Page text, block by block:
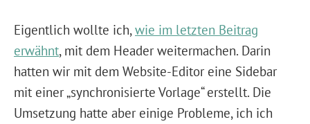
Eigentlich wollte ich,wie im letzten Beitrag
erwähnt, mit dem Header weitermachen. Darin
hatten wir mit dem Website-Editor eine Sidebar
mit einer „synchronisierte Vorlage“ erstellt. Die
Umsetzung hatte aber einige Probleme, ich ich